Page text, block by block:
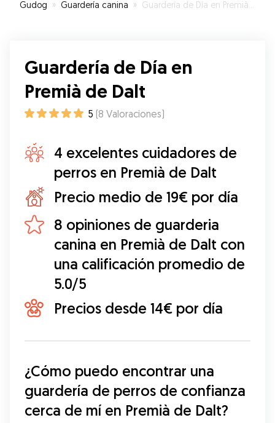
Gudog » Guardería canina » Guardería de Día en Premià de Dalt
Guardería de Día en
Premià de Dalt
5 (8 Valoraciones)
4 excelentes cuidadores de
perros en Premià de Dalt
Precio medio de 19€ por día
8 opiniones de guarderia
canina en Premià de Dalt con
una calificación promedio de
5.0/5
Precios desde 14€ por día
¿Cómo puedo encontrar una
guardería de perros de confianza
cerca de mí en Premià de Dalt?